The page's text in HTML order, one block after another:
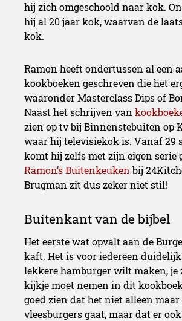
hij zich omgeschoold naar kok.
hij al 20 jaar kok, waarvan de
kok.
Ramon heeft ondertussen al een
kookboeken geschreven die het
waaronder Masterclass Dips of
Naast het schrijven van
zien op tv bij Binnenstebuiten op
waar hij televisiekok is. Vanaf 29
komt hij zelfs met zijn eigen serie
Ramon’s Buitenkeukenbij
Brugman zit dus zeker niet stil!
Het eerste wat opvalt aan de
kaft. Het is voor iedereen duidelijk
lekkere hamburger wilt maken, je
kijkje moet nemen in dit
goed zien dat het niet alleen maar
vleesburgers gaat, maar dat er